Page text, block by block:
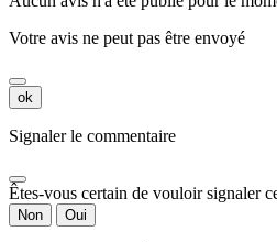
Votre avis ne peut pas être envoyé
ok
Signaler le commentaire
Êtes-vous certain de vouloir signaler
Non Oui